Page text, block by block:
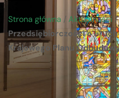
Strona główna / Aktualności /
Przedsiębiorczości o
Krajowego Planu